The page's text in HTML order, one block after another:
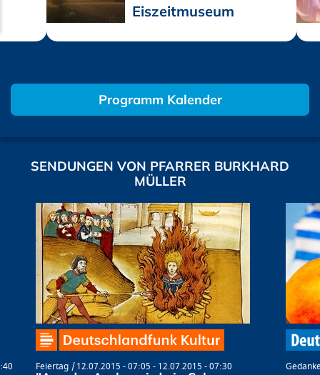
Eiszeitmuseum
Programm Kalender
SENDUNGEN VON PFARRER BURKHARD
MÜLLER
Feiertag 12.07.2015 - 07:05 - 12.07.2015 - 07:30